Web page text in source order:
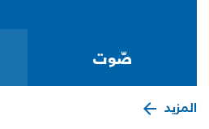
المزيد